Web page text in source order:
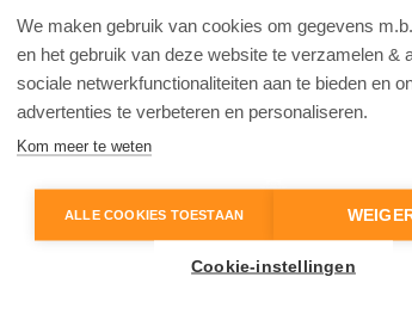
We maken gebruik van cookies om gegevens
en het gebruik van deze website te verzamelen &
sociale netwerkfunctionaliteiten aan te bieden en
advertenties te verbeteren en personaliseren.
Kom meer te weten
ALLE COOKIES TOESTAAN
Cookie-instellingen